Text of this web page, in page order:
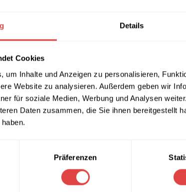
Details
Cookies
um Inhalte und Anzeigen zu personalisieren,
Website zu analysieren. Außerdem geben wir
für soziale Medien, Werbung und Analysen
Daten zusammen, die Sie ihnen bereitgestellt
Präferenzen
Pulverbeschichtung
Kunststofffüße
& geschützte Außenbereiche
und Einsatzumgebung ab. Bitte